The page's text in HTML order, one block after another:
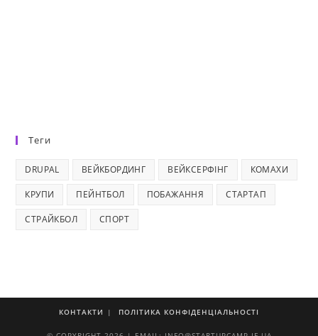
Теги
DRUPAL ВЕЙКБОРДИНГ ВЕЙКСЕРФІНГ КОМАХИ
КРУПИ ПЕЙНТБОЛ ПОБАЖАННЯ СТАРТАП
СТРАЙКБОЛ СПОРТ
КОНТАКТИ ПОЛІТИКА КОНФІДЕНЦІАЛЬНОСТІ